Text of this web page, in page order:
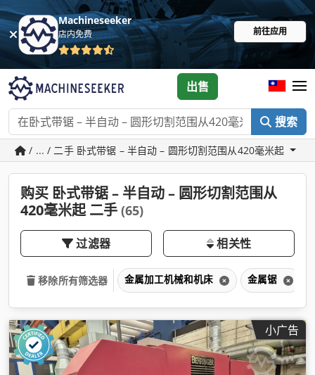
Machineseeker
店内免费 前往应用
搜索
出售
/ ... / 二手 卧式带锯 – 半自动 – 圆形切割范围从420毫米起
购买 卧式带锯 – 半自动 – 圆形切割范围从
420毫米起 二手 (65)
过滤器 相关性
移除所有筛选器 金属加工机械和机床 金属锯
小广告